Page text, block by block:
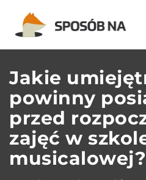
Jakie
powinny
przed
zajęć w
musicalowej?